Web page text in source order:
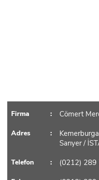
Firma Cömert
Adres
Sarıyer /
Telefon (0212) 289